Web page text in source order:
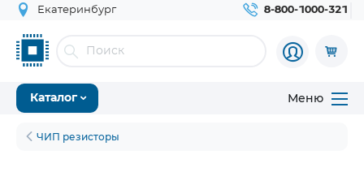
Екатеринбург 8-800-1000-321
Каталог Меню
ЧИП резисторы